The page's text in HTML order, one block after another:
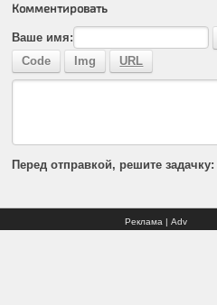
Комментировать
Ваше имя:
Перед отправкой, решите задачку:
Реклама | Adv